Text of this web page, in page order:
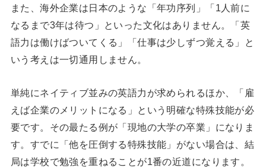
また、海外企業は日本のような「年功序列」「1人前に
なるまで3年は待つ」といった文化はありません。「英
語力は働けばついてくる」「仕事は少しずつ覚える」と
いう考えは一切通用しません。
単純にネイティブ並みの英語力が求められるほか、「雇
えば企業のメリットになる」という明確な特殊技能が必
要です。その最たる例が「現地の大学の卒業」になりま
す。すでに「他を圧倒する特殊技能」がない場合は、結
局は学校で勉強を重ねることが1番の近道になります。